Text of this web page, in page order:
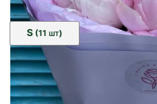
Размер:
S (11 ШТ)
2 565 грн